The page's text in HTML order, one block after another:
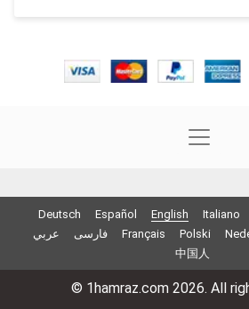
Deutsch Español English Italiano
عربي
فارسی Français Polski
中国人
© 1hamraz.com 2026. All